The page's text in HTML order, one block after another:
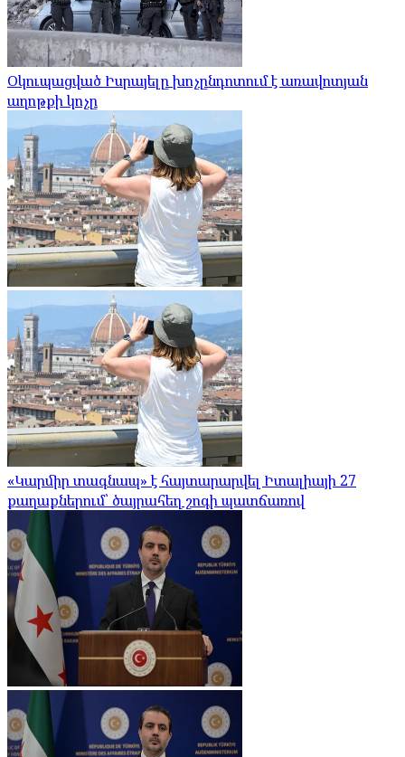
Օկուպացված Իսրայելը խոչընդոտում է առավոտյան
աղոթքի կոչը
«Կարմիր տագնապ» է հայտարարվել Իտալիայի 27
քաղաքներում՝ ծայրահեղ շոգի պատճառով